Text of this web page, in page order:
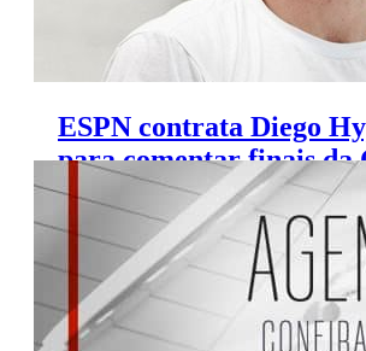
ESPN contrata Diego
para comentar finais da
Artística da Universíade